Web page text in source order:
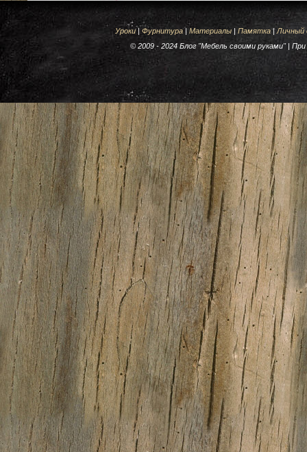
Уроки| Фурнитура| Материалы| Памятка| Личный
© 2009 - 2024 Блог "Мебель своими руками" |